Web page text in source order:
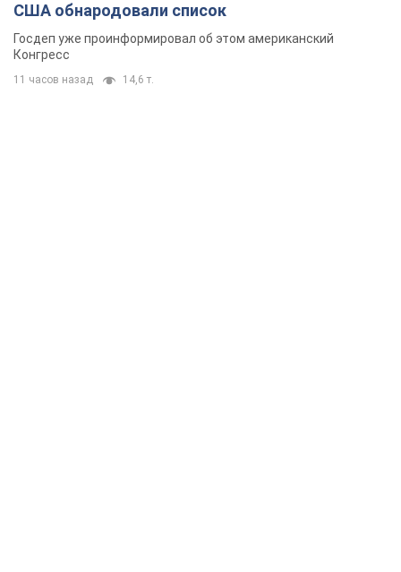
США обнародовали список
Госдеп уже проинформировал об этом американский
Конгресс
11 часов назад 14,6 т.